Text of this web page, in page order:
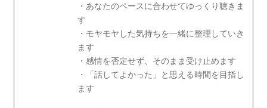
・あなたのペースに合わせてゆっくり聴きま
す
・モヤモヤした気持ちを一緒に整理していき
ます
・感情を否定せず、そのまま受け止めます
・「話してよかった」と思える時間を目指し
ます